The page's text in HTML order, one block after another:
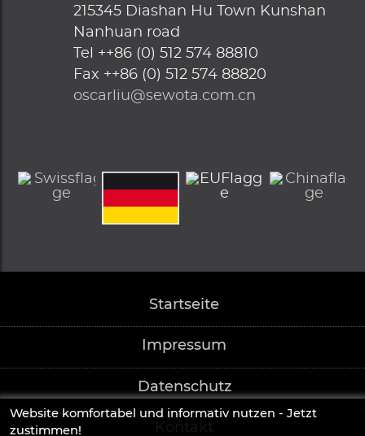
215345 Diashan Hu Town Kunshan
Nanhuan road
Tel
++86 (0) 512 574 88810
Fax ++86 (0) 512 574 88820
oscarliu@sewota.com.cn
Startseite
Impressum
Datenschutz
Website komfortabel und informativ nutzen - Jetzt
zustimmen!